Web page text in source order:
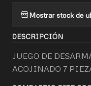
Mostrar stock de
DESCRIPCIÓN
JUEGO DE
ACOJINADO 7